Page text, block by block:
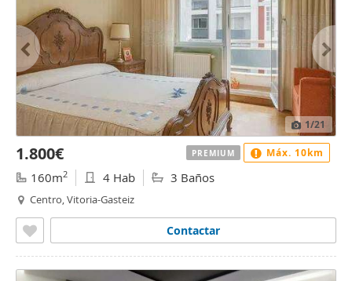
1/21
1.800€
160m2 4 Hab 3 Baños
Centro, Vitoria-Gasteiz
Contactar
PREMIUM Máx. 10km